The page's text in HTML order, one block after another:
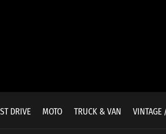
DRIVE MOTO TRUCK & VAN VINTAGE